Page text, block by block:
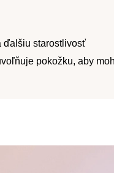
ďalšiu starostlivosť
pokožku, aby